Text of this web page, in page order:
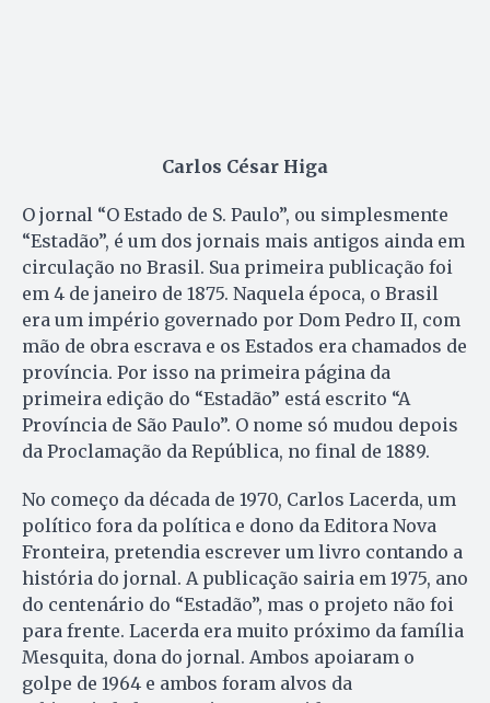
Carlos César Higa
O jornal “O Estado de S. Paulo”, ou simplesmente
“Estadão”, é um dos jornais mais antigos ainda em
circulação no Brasil. Sua primeira publicação foi
em 4 de janeiro de 1875. Naquela época, o Brasil
era um império governado por Dom Pedro II, com
mão de obra escrava e os Estados era chamados de
província. Por isso na primeira página da
primeira edição do “Estadão” está escrito “A
Província de São Paulo”. O nome só mudou depois
da Proclamação da República, no final de 1889.
No começo da década de 1970, Carlos Lacerda, um
político fora da política e dono da Editora Nova
Fronteira, pretendia escrever um livro contando a
história do jornal. A publicação sairia em 1975, ano
do centenário do “Estadão”, mas o projeto não foi
para frente. Lacerda era muito próximo da família
Mesquita, dona do jornal. Ambos apoiaram o
golpe de 1964 e ambos foram alvos da